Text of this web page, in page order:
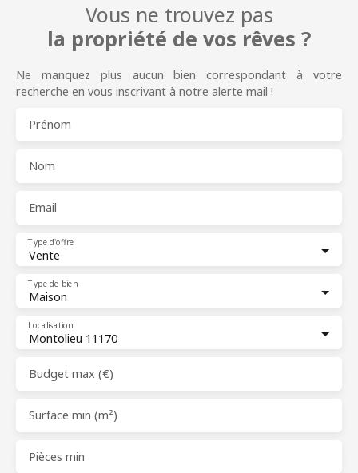
Vous ne trouvez pas
la propriété de vos rêves ?
Ne manquez plus aucun bien correspondant à votre
recherche en vous inscrivant à notre alerte mail !
Prénom
Nom
Email
Vente
Type d'offre
Maison
Type de bien
Montolieu 11170
Localisation
Budget max (€)
Surface min (m²)
Pièces min